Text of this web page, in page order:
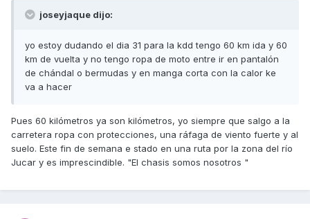
joseyjaque dijo:
yo estoy dudando el dia 31 para la kdd tengo 60 km ida y 60
km de vuelta y no tengo ropa de moto entre ir en pantalón
de chándal o bermudas y en manga corta con la calor ke
va a hacer
Pues 60 kilómetros ya son kilómetros, yo siempre que salgo a la
carretera ropa con protecciones, una ráfaga de viento fuerte y al
suelo. Este fin de semana e stado en una ruta por la zona del río
Jucar y es imprescindible. "El chasis somos nosotros "